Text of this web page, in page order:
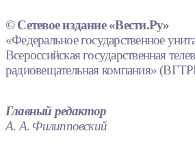
© Сетевое издание «Вести.Ру»
«Федеральное государственное
Всероссийская государственная
радиовещательная компания»
Главный редактор
А. А. Филипповский